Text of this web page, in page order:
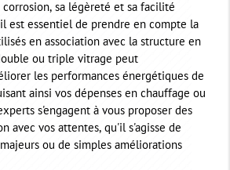
corrosion, sa légèreté et sa facilité
est essentiel de prendre en compte la
en association avec la structure en
ou triple vitrage peut
les performances énergétiques de
ainsi vos dépenses en chauffage ou
s'engagent à vous proposer des
avec vos attentes, qu'il s'agisse de
ou de simples améliorations